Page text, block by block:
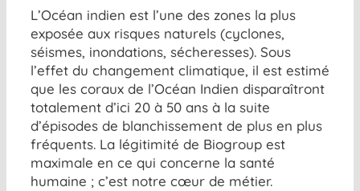
L’Océan indien est l’une des zones la plus
exposée aux risques naturels (cyclones,
séismes, inondations, sécheresses). Sous
l’effet du changement climatique, il est estimé
que les coraux de l’Océan Indien disparaîtront
totalement d’ici 20 à 50 ans à la suite
d’épisodes de blanchissement de plus en plus
fréquents. La légitimité de Biogroup est
maximale en ce qui concerne la santé
humaine ; c’est notre cœur de métier.